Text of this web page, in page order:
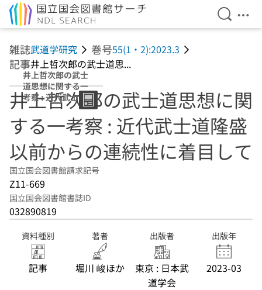
検索を
メ
雑誌武道学研究 巻号55(1・2):2023.3
記事井上哲次郎の武士道思...
井上哲次郎の武士
道思想に関する一
考察 : 近代武士道
隆盛以前からの連
続性に着目して
井上哲次郎の武士道思想に関
する一考察 : 近代武士道隆盛
以前からの連続性に着目して
国立国会図書館請求記号
Z11-669
国立国会図書館書誌ID
032890819
資料種別
記事
著者
堀川 峻ほか
出版者
東京 : 日本武
道学会
出版年
2023-03